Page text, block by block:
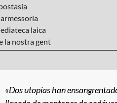
laica
la nostra gent
«Dos utopías han